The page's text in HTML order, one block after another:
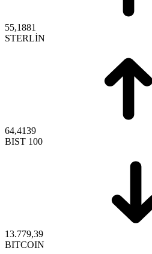
55,1881
STERLİN
64,4139
BIST 100
13.779,39
BITCOIN